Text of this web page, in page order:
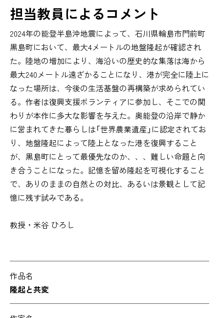
担当教員によるコメント
2024年の能登半島沖地震によって、石川県輪島市門前町
黒島町において、最大4メートルの地盤隆起が確認され
た。陸地の増加により、海沿いの歴史的な集落は海から
最大240メートル遠ざかることになり、港が完全に陸上に
なった場所は、今後の生活基盤の再構築が求められてい
る。作者は復興支援ボランティアに参加し、そこでの関
わりが本作に多大な影響を与えた。奥能登の沿岸で静か
に営まれてきた暮らしは「世界農業遺産」に認定されてお
り、地盤隆起によって陸上となった港を復興すること
が、黒島町にとって最優先なのか、、、難しい命題と向
き合うことになった。記憶を留め隆起を可視化すること
で、ありのままの自然との対比、あるいは景観として記
憶に残す試みである。
教授・米谷 ひろし
作品名
隆起と共変